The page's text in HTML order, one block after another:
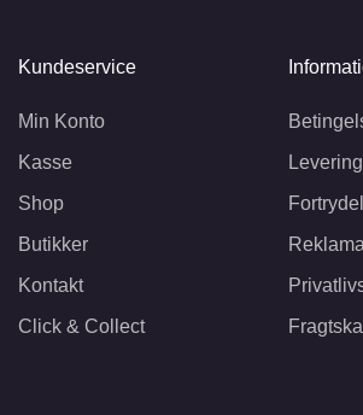
Kundeservice
Min Konto
Kasse
Shop
Butikker
Kontakt
Click & Collect
Levering